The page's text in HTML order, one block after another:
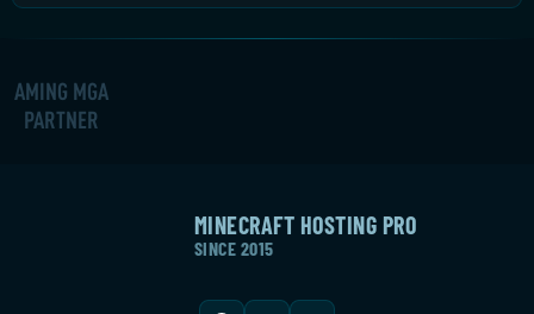
AMING MGA
PARTNER
MINECRAFT HOSTING PRO
SINCE 2015